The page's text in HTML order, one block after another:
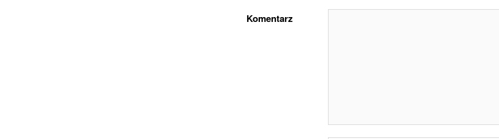
Komentarz